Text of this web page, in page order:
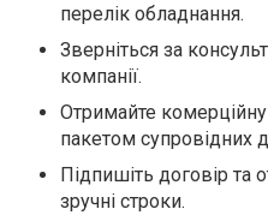
перелік обладнання.
Зверніться за
компанії.
Отримайте
пакетом супровідних
Підпишіть договір та
зручні строки.